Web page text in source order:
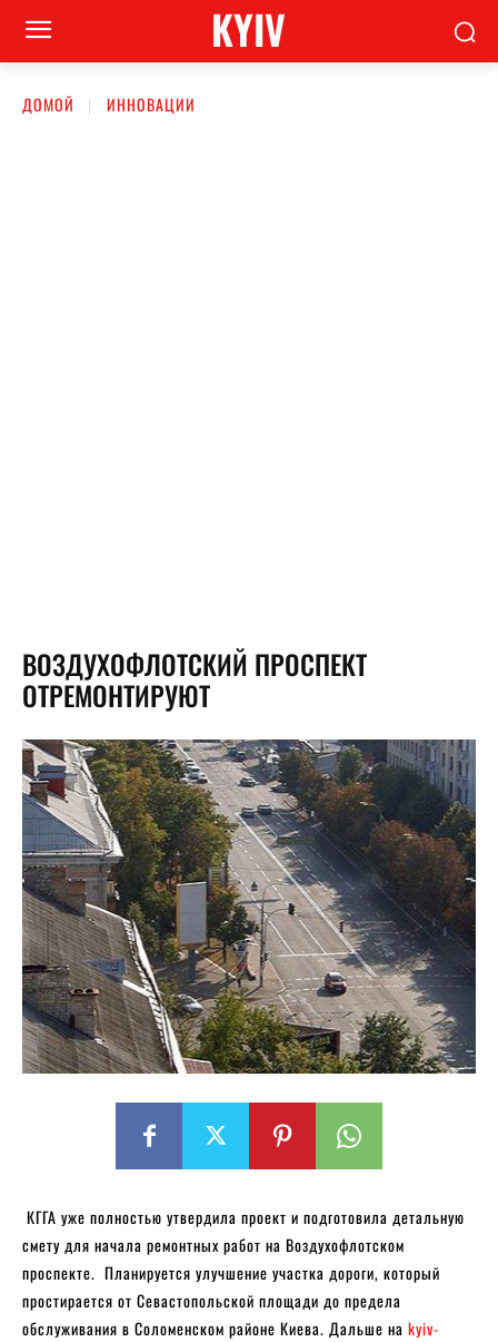
KYIV
ДОМОЙ ИННОВАЦИИ
ВОЗДУХОФЛОТСКИЙ ПРОСПЕКТ
ОТРЕМОНТИРУЮТ
КГГА уже полностью утвердила проект и подготовила детальную
смету для начала ремонтных работ на Воздухофлотском
проспекте. Планируется улучшение участка дороги, который
простирается от Севастопольской площади до предела
обслуживания в Соломенском районе Киева. Дальше на kyiv-